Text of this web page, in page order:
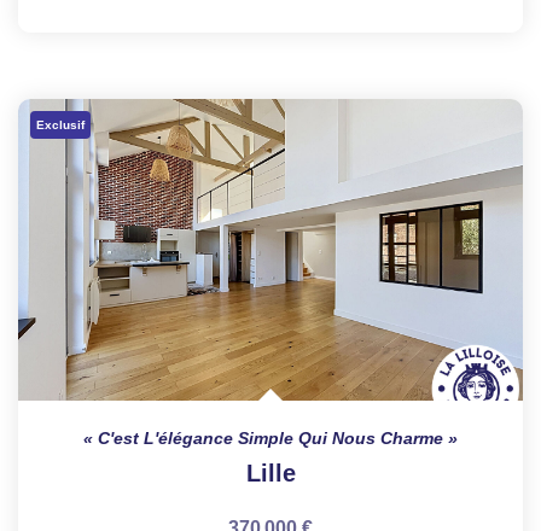
Exclusif
C'est L'élégance Simple Qui Nous Charme
Lille